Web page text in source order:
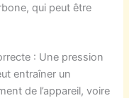
qui peut être
: Une pression
entraîner un
de l’appareil, voire